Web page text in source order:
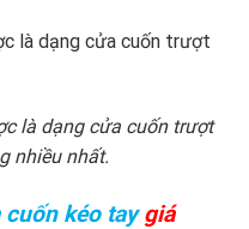
là dạng cửa cuốn trượt
nhiều nhất.
cuốn kéo taygiá